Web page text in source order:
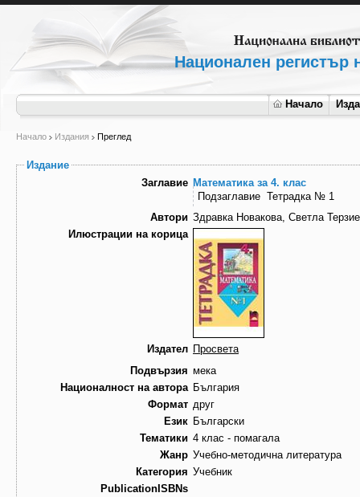
Национален регистър
Начало
Начало Издания Преглед
Издание
Заглавие Математика за 4. клас
Подзаглавие Тетрадка № 1
Автори Здравка Новакова, Светла
Илюстрации на корица
Издател Просвета
Подвързия мека
Националност на автора България
Формат друг
Език Български
Тематики 4 клас - помагала
Жанр Учебно-методична литература
Категория Учебник
PublicationISBNs